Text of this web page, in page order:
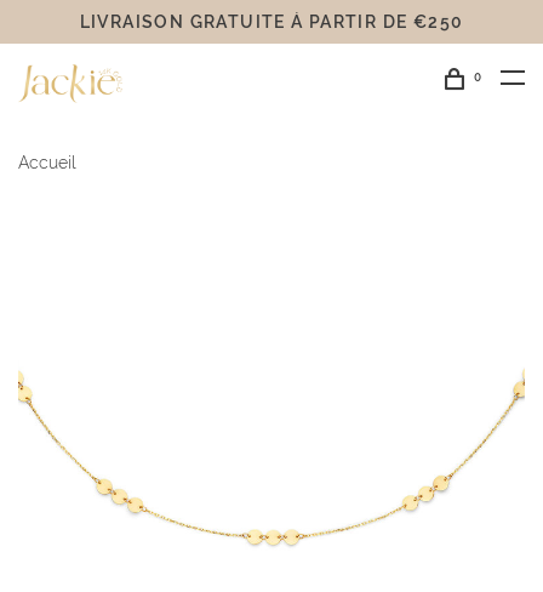
LIVRAISON GRATUITE Á PARTIR DE €250
0
Accueil